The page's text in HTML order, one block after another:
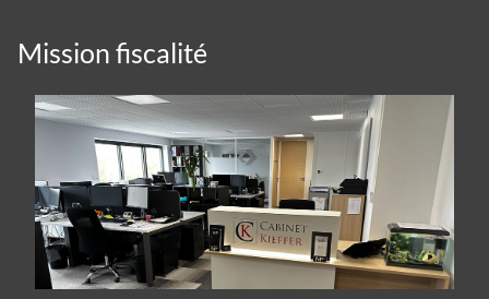
Mission fiscalité